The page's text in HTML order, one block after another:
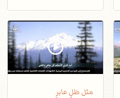
مثل ظلٍ عابرٍ